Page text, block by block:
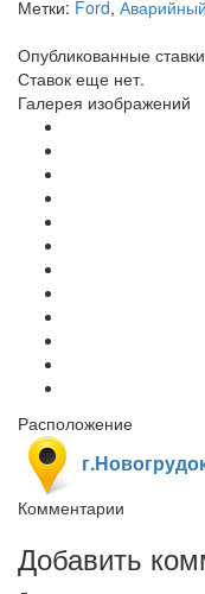
Метки: Ford, Аварийный
Опубликованные ставки
Ставок еще нет.
Галерея изображений
Расположение
Комментарии
Добавить